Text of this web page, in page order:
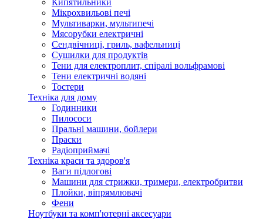
Кипятильники
Мікрохвильові печі
Мультиварки, мультипечі
Мясорубки електричні
Сендвічниці, гриль, вафельниці
Сушилки для продуктів
Тени для електроплит, спіралі вольфрамові
Тени електричні водяні
Тостери
Техніка для дому
Годинники
Пилососи
Пральні машини, бойлери
Праски
Радіоприймачі
Техніка краси та здоров'я
Ваги підлогові
Машини для стрижки, тримери, електробритви
Плойки, віпрямлювачі
Фени
Ноутбуки та комп'ютерні аксесуари